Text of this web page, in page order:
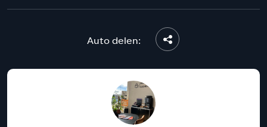
Auto delen: